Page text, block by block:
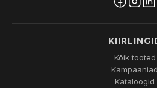
Kõik tooted
Kampaaniad
Kataloogid